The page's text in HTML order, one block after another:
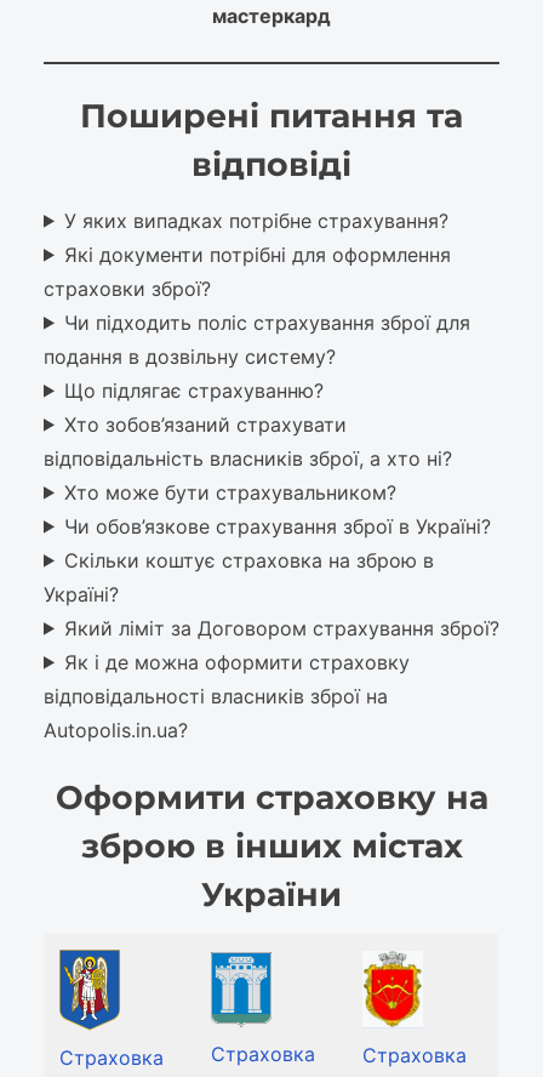
мастеркард
Поширені питання та
відповіді
У яких випадках потрібне страхування?
Які документи потрібні для оформлення
страховки зброї?
Чи підходить поліс страхування зброї для
подання в дозвільну систему?
Що підлягає страхуванню?
Хто зобов’язаний страхувати
відповідальність власників зброї, а хто ні?
Хто може бути страхувальником?
Чи обов’язкове страхування зброї в Україні?
Скільки коштує страховка на зброю в
Україні?
Який ліміт за Договором страхування зброї?
Як і де можна оформити страховку
відповідальності власників зброї на
Autopolis.in.ua?
Оформити страховку на
зброю в інших містах
України
Страховка
Страховка
Страховка